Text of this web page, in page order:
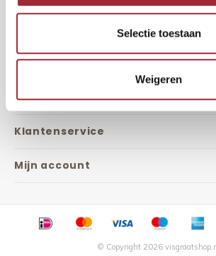
Selectie toestaan
Weigeren
Contact
Klantenservice
Mijn account
© Copyright 2026